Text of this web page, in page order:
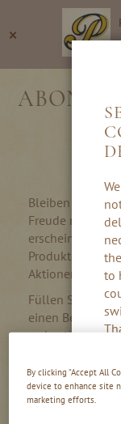
×Inhalt
Bleiben Sie auf
Freude machen.
erscheinenden
Produkte,
Aktionen,
Füllen Sie
einen
zu bestätigen.
abmelden.
Das
By clicking “Accept All
device to enhance site
marketing efforts.
to